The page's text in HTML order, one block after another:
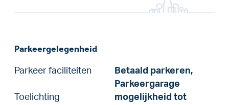
Parkeergelegenheid
Parkeer faciliteiten
Betaald parkeren,
Parkeergarage
Toelichting
mogelijkheid tot